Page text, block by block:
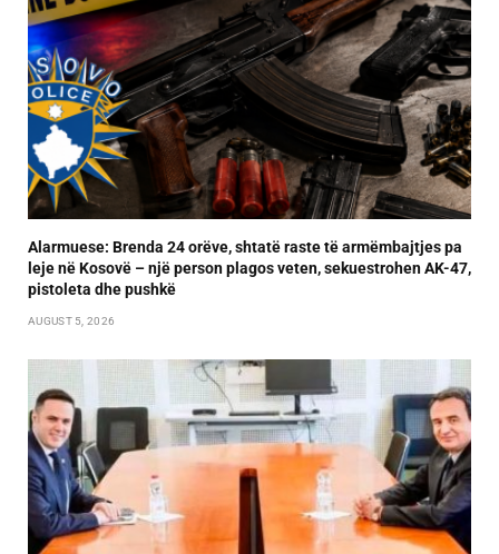
Alarmuese: Brenda 24 orëve, shtatë raste të armëmbajtjes pa
leje në Kosovë – një person plagos veten, sekuestrohen AK-47,
pistoleta dhe pushkë
AUGUST 5, 2026